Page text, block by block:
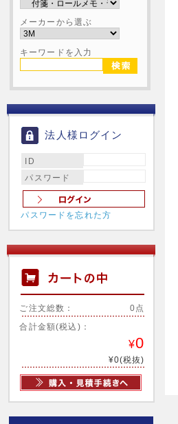
メーカーから選ぶ
キーワードを入力
法人様ログイン
ID
パスワード
パスワードを忘れた方
ご注文総数： 0点
合計金額(税込)：
¥0
¥0(税抜)